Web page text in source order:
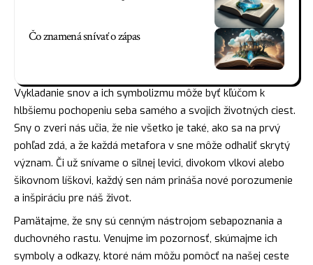
Čo znamená snívať o zápas
Vykladanie snov a ich symbolizmu môže byť kľúčom k
hlbšiemu pochopeniu seba samého a svojich životných ciest.
Sny o zveri nás učia, že nie všetko je také, ako sa na prvý
pohľad zdá, a že každá metafora v sne môže odhaliť skrytý
význam. Či už snívame o silnej levici, divokom vlkovi alebo
šikovnom líškovi, každý sen nám prináša nové porozumenie
a inšpiráciu pre náš život.
Pamätajme, že sny sú cenným nástrojom sebapoznania a
duchovného rastu. Venujme im pozornosť, skúmajme ich
symboly a odkazy, ktoré nám môžu pomôcť na našej ceste